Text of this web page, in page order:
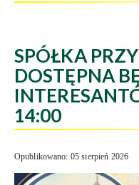
SPÓŁKA
DOSTĘPNA
14:00
Opublikowano: 05 sierpień 2026